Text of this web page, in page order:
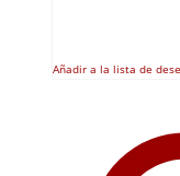
Añadir a la lista de